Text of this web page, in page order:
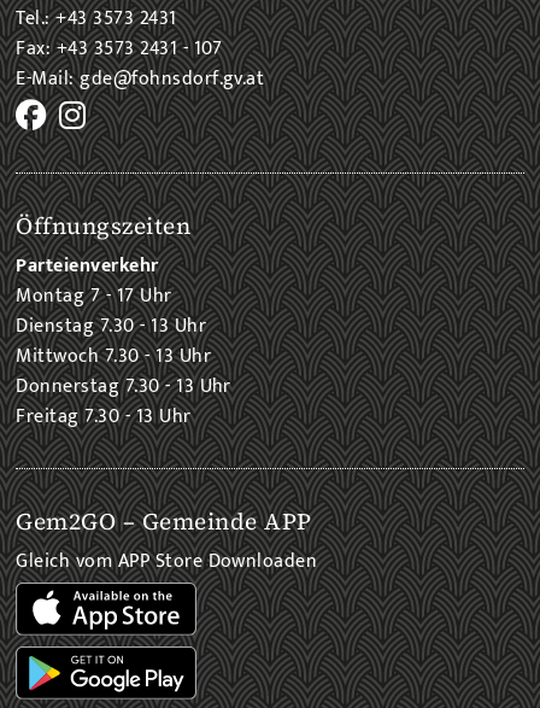
Tel.: +43 3573 2431
Fax: +43 3573 2431 - 107
E-Mail: gde@fohnsdorf.gv.at
Öffnungszeiten
Parteienverkehr
Montag 7 - 17 Uhr
Dienstag 7.30 - 13 Uhr
Mittwoch 7.30 - 13 Uhr
Donnerstag 7.30 - 13 Uhr
Freitag 7.30 - 13 Uhr
Gem2GO – Gemeinde APP
Gleich vom APP Store Downloaden